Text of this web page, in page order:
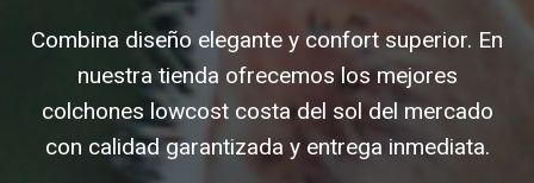
Combina diseño elegante y confort superior. En
nuestra tienda ofrecemos los mejores
colchones lowcost costa del sol del mercado
con calidad garantizada y entrega inmediata.